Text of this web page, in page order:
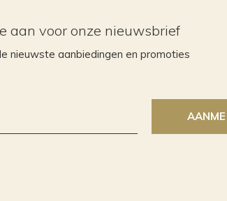
aan voor onze nieuwsbrief
nieuwste aanbiedingen en promoties